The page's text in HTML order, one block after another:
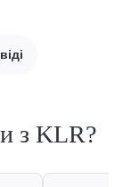
з KLR?